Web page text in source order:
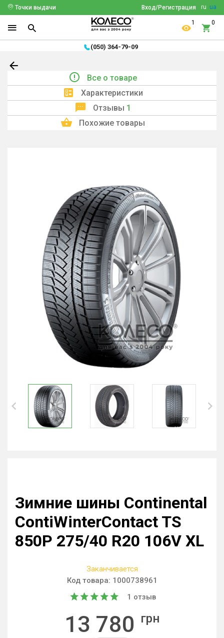
ru ua
Вход/Регистрация
Точки выдачи
1 0
(050) 364-79-09
Все о товаре
Характеристики
Отзывы 1
Похожие товары
Зимние шины Continental
ContiWinterContact TS
850P 275/40 R20 106V XL
Заканчивается
Код товара: 1000738961
1 отзыв
13 780 грн